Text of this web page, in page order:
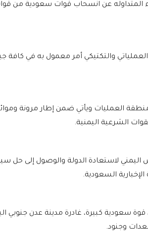
الأربعاء 10 نوفمبر، أن الأنباء المتداوله عن انسحاب قوات سعودية من
العملياتي والتكتيكي أمر معمول به في كافة
العمليات ويأتي ضمن إطار مرونة
الشرعية اليمنية.
لاستعادة الدولة والوصول إلى حل
السعودية.
أخبار تفيد أن قوة سعودية كبيرة، غادرة مدينة عدن جنوبي
وجنود.